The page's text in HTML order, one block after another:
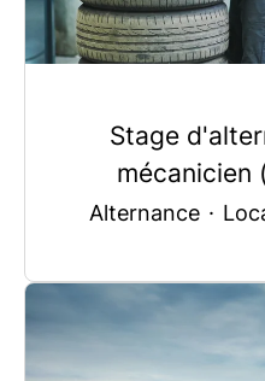
Stage
mécanicien
Alternance ·